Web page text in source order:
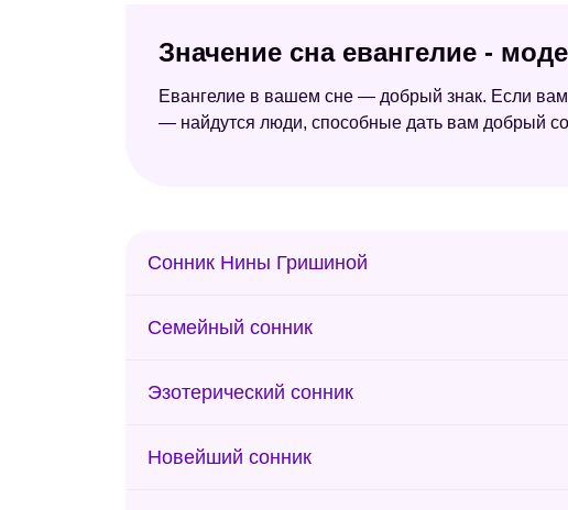
Значение сна евангелие -
Евангелие в вашем сне — добрый знак. Если
— найдутся люди, способные дать вам добрый
Сонник Нины Гришиной
Семейный сонник
Эзотерический сонник
Новейший сонник